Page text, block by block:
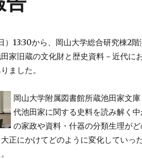
）13:30から、岡山大学総合研究棟2
家旧蔵の文化財と歴史資料－近代に
ました。
岡山大学附属図書館所蔵池田家文
代池田家に関する史料を読み解く
の家政や資料・什器の分類生理が
正にかけてどのように変化していっ